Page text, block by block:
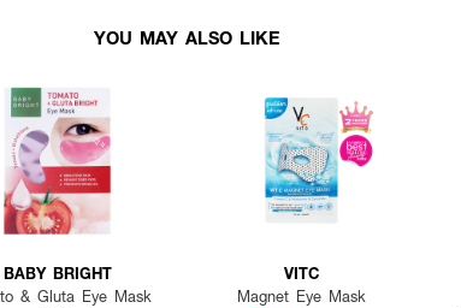
YOU MAY ALSO LIKE
BABY BRIGHT
& Gluta Eye Mask
VITC
Magnet Eye Mask